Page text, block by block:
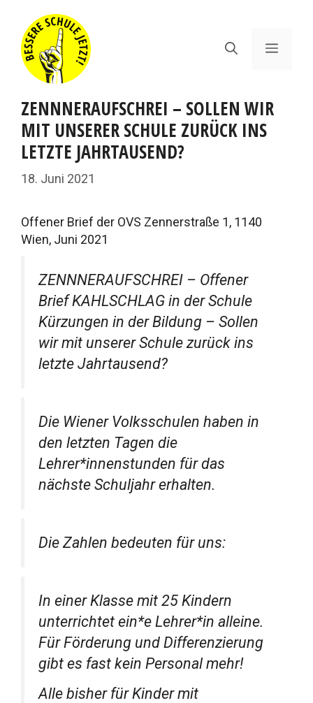
Inhalt
springen
Menü
ZENNNERAUFSCHREI – SOLLEN WIR
MIT UNSERER SCHULE ZURÜCK INS
LETZTE JAHRTAUSEND?
18. Juni 2021
Offener Brief der OVS Zennerstraße 1, 1140
Wien, Juni 2021
ZENNNERAUFSCHREI – Offener
Brief KAHLSCHLAG in der Schule
Kürzungen in der Bildung – Sollen
wir mit unserer Schule zurück ins
letzte Jahrtausend?
Die Wiener Volksschulen haben in
den letzten Tagen die
Lehrer*innenstunden für das
nächste Schuljahr erhalten.
Die Zahlen bedeuten für uns:
In einer Klasse mit 25 Kindern
unterrichtet ein*e Lehrer*in alleine.
Für Förderung und Differenzierung
gibt es fast kein Personal mehr!
Alle bisher für Kinder mit